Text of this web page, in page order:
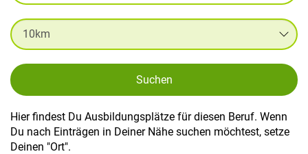
Suchen
Hier findest Du Ausbildungsplätze für diesen Beruf. Wenn
Du nach Einträgen in Deiner Nähe suchen möchtest, setze
Deinen "Ort".